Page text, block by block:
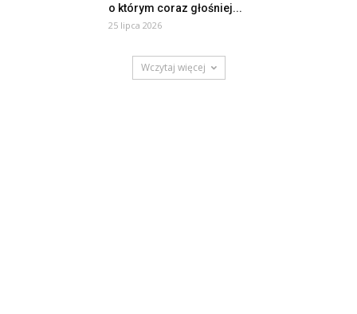
o którym coraz głośniej...
25 lipca 2026
Wczytaj więcej